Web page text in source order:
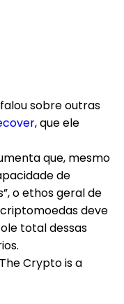
sobre outras
, que ele
que, mesmo
de
o ethos geral de
deve
total dessas
Crypto is a